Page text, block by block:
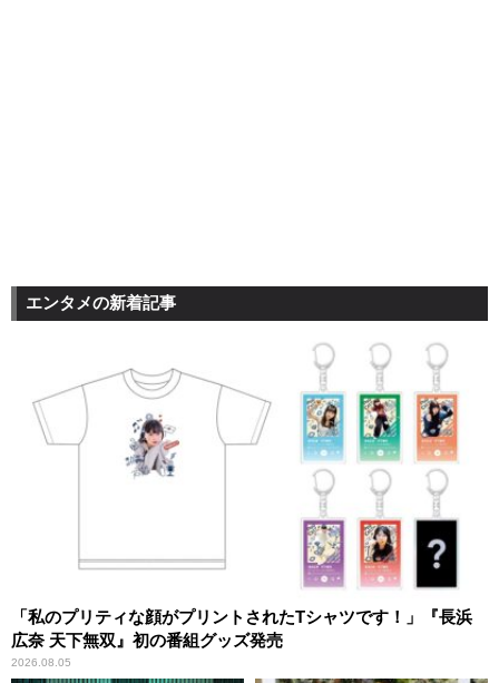
エンタメの新着記事
「私のプリティな顔がプリントされたTシャツです！」『長浜
広奈 天下無双』初の番組グッズ発売
2026.08.05